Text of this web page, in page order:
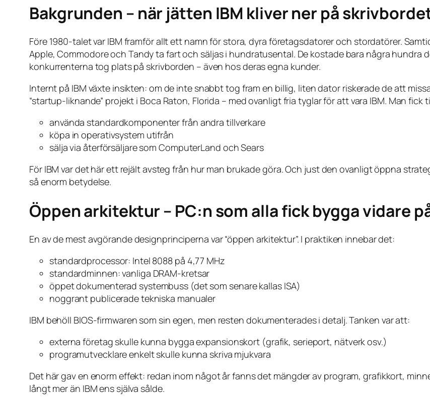
Bakgrunden – när jätten IBM kliver ner på
Före 1980-talet var IBM framför allt ett namn för stora, dyra företagsdatorer och stordatörer.
Apple, Commodore och Tandy ta fart och säljas i hundratusental. De kostade bara några hundra
konkurrenterna tog plats på skrivborden – även hos deras egna kunder.
Internt på IBM växte insikten: om de inte snabbt tog fram en billig, liten dator riskerade de att
“startup-liknande” projekt i Boca Raton, Florida – med ovanligt fria tyglar för att vara IBM. Man fick
använda standardkomponenter från andra tillverkare
köpa in operativsystem utifrån
sälja via återförsäljare som ComputerLand och Sears
För IBM var det här ett rejält avsteg från hur man brukade göra. Och just den ovanligt öppna
så enorm betydelse.
Öppen arkitektur – PC:n som alla fick bygga vidare
En av de mest avgörande designprinciperna var “öppen arkitektur”. I praktiken innebar det:
standardprocessor: Intel 8088 på 4,77 MHz
standardminnen: vanliga DRAM-kretsar
öppet dokumenterad systembuss (det som senare kallas ISA)
noggrant publicerade tekniska manualer
IBM behöll BIOS-firmwaren som sin egen, men resten dokumenterades i detalj. Tanken var att:
externa företag skulle kunna bygga expansionskort (grafik, serieport, nätverk osv.)
programutvecklare enkelt skulle kunna skriva mjukvara
Det här gav en enorm effekt: redan inom något år fanns det mängder av program, grafikkort,
långt mer än IBM ens själva sålde.